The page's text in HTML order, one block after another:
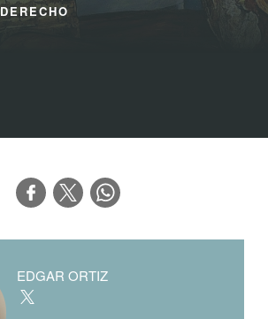
DERECHO
EDGAR ORTIZ